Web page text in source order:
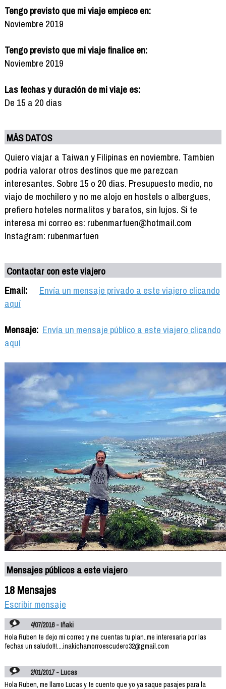
Tengo previsto que mi viaje empiece en:
Noviembre 2019
Tengo previsto que mi viaje finalice en:
Noviembre 2019
Las fechas y duración de mi viaje es:
De 15 a 20 dias
MÁS DATOS
Quiero viajar a Taiwan y Filipinas en noviembre. Tambien
podria valorar otros destinos que me parezcan
interesantes. Sobre 15 o 20 dias. Presupuesto medio, no
viajo de mochilero y no me alojo en hostels o albergues,
prefiero hoteles normalitos y baratos, sin lujos. Si te
interesa mi correo es: rubenmarfuen@hotmail.com
Instagram: rubenmarfuen
Contactar con este viajero
Email:
Envía un mensaje privado a este viajero clicando
aquí
Mensaje: Envía un mensaje público a este viajero clicando
aquí
Mensajes públicos a este viajero
18 Mensajes
Escribir mensaje
4/07/2016 - Iñaki
Hola Ruben te dejo mi correo y me cuentas tu plan..me interesaria por las
fechas un saludo!!!....inakichamorroescudero32@gmail.com
2/01/2017 - Lucas
Hola Ruben, me llamo Lucas y te cuento que yo ya saque pasajes para la